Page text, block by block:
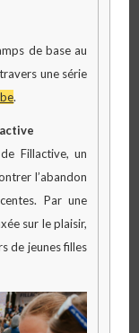
de base au
une série
.
Fillactive, un
l’abandon
Par une
sur le plaisir,
de jeunes filles